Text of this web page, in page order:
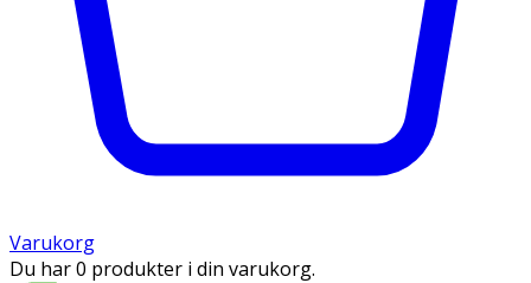
Varukorg
Du har 0 produkter i din varukorg.